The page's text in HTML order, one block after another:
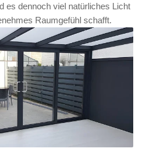
es dennoch viel natürliches Licht
Raumgefühl schafft.